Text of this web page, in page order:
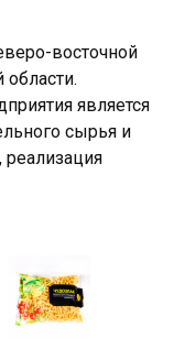
восточной
области.
является
сырья и